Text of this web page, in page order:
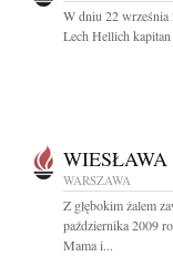
W dniu 22 września
Lech Hellich
WARSZAWA
Z głębokim żalem
października 2009
Mama i...